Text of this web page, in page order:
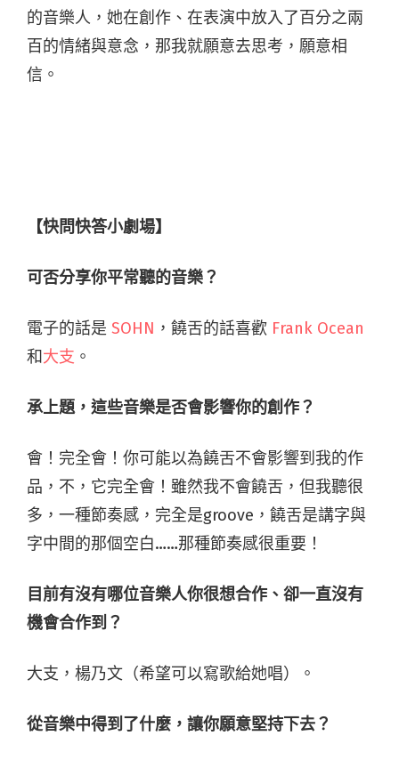
的音樂人，她在創作、在表演中放入了百分之兩
百的情緒與意念，那我就願意去思考，願意相
信。
【快問快答小劇場】
可否分享你平常聽的音樂？
電子的話是 SOHN ，饒舌的話喜歡 Frank Ocean
和大支 。
承上題，這些音樂是否會影響你的創作？
會！完全會！你可能以為饒舌不會影響到我的作
品，不，它完全會！雖然我不會饒舌，但我聽很
多，一種節奏感，完全是groove ，饒舌是講字與
字中間的那個空白……那種節奏感很重要！
目前有沒有哪位音樂人你很想合作、卻一直沒有
機會合作到？
大支，楊乃文（希望可以寫歌給她唱）。
從音樂中得到了什麼，讓你願意堅持下去？